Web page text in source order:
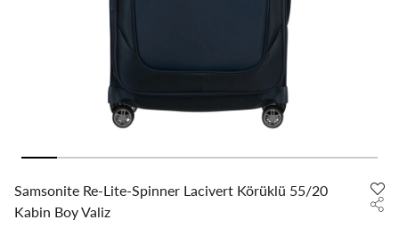
Samsonite Re-Lite-Spinner Lacivert Körüklü 55/20
Kabin Boy Valiz